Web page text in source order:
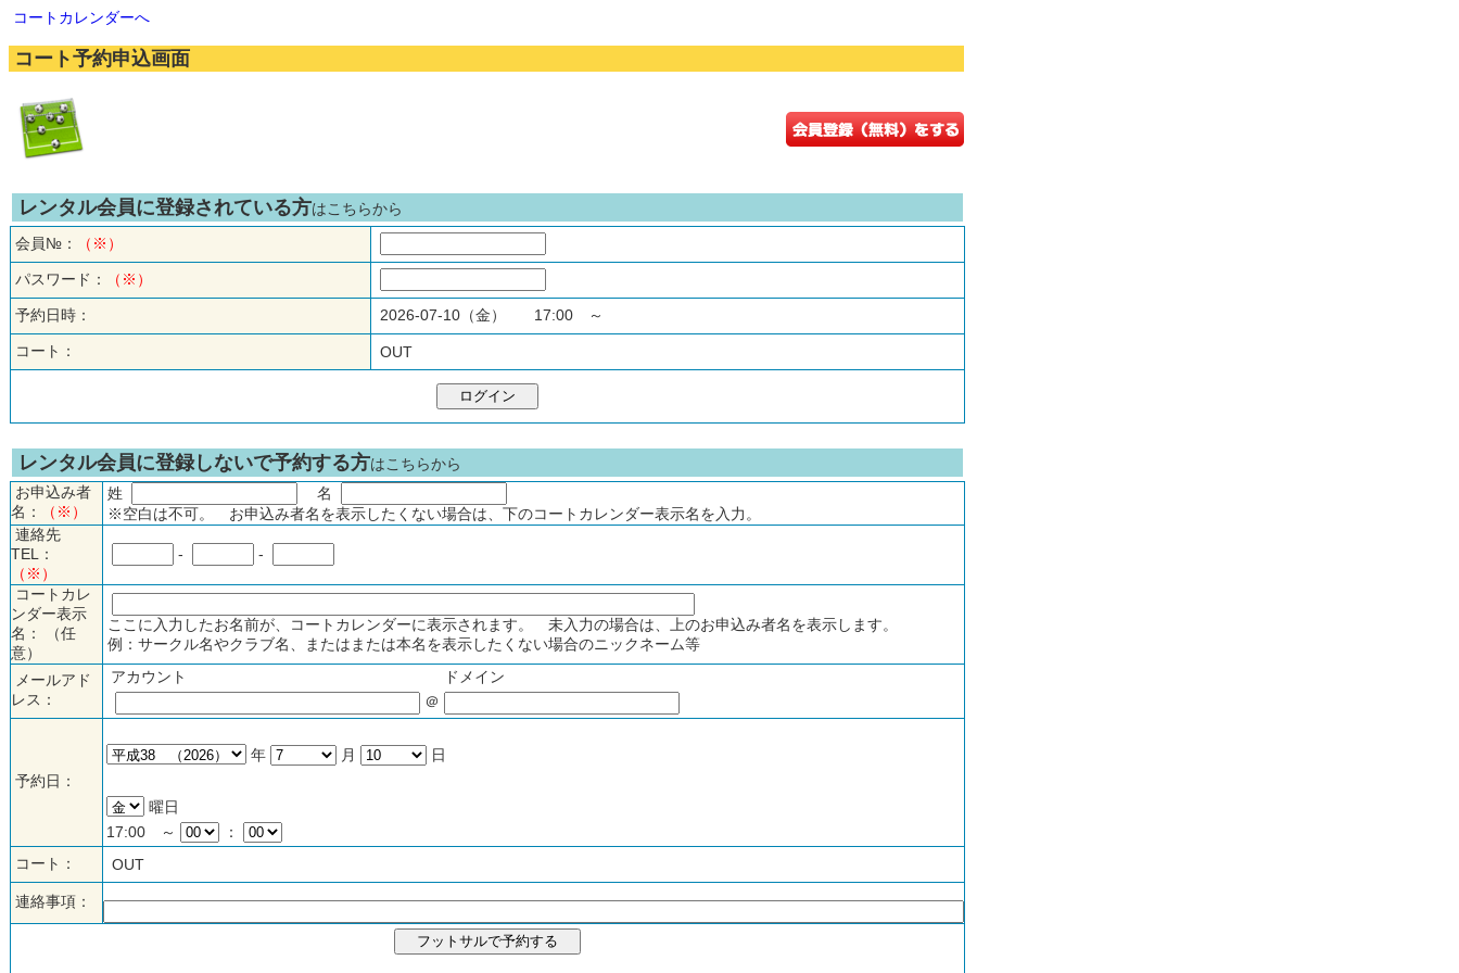
コートカレンダーへ
コート予約申込画面
レンタル会員に登録されている方はこちらから
会員№：
（※）
パスワード： （※）
予約日時： 2026-07-10（金） 17:00 ～
コート： OUT
レンタル会員に登録しないで予約する方はこちらから
お申込み者
名：
（※）
姓
名
※空白は不可。 お申込み者名を表示したくない場合は、下のコートカレンダー表示名を入力。
連絡先
TEL：
（※）
- -
コートカレ
ンダー表示
名： （任
意）
ここに入力したお名前が、コートカレンダーに表示されます。 未入力の場合は、上のお申込み者名を表示します。
例：サークル名やクラブ名、またはまたは本名を表示したくない場合のニックネーム等
メールアド
レス：
アカウント
ドメイン
＠
予約日：
年 月 日
曜日
17:00 ～
：
コート：
OUT
連絡事項：